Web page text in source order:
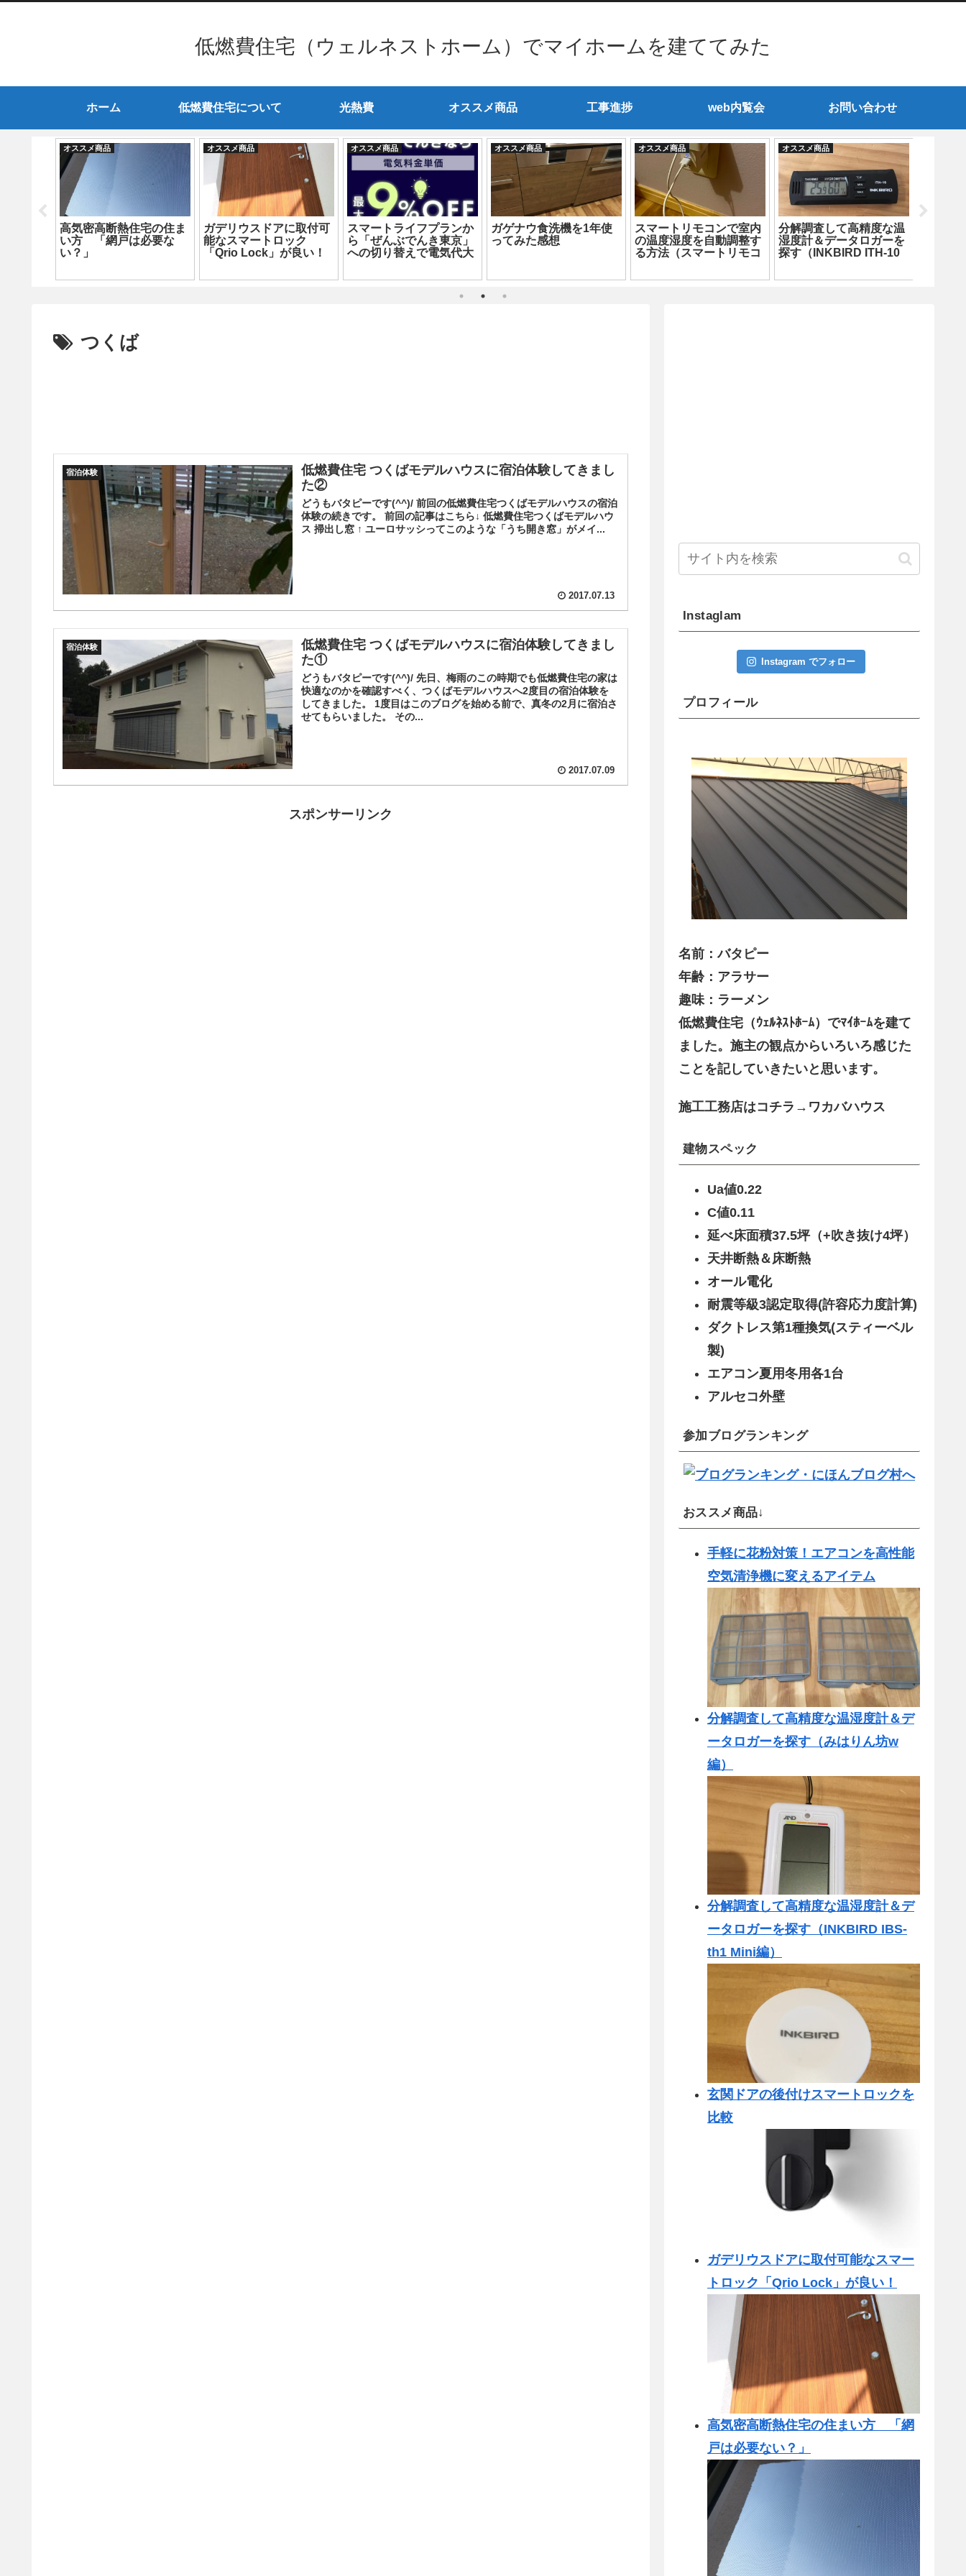
低燃費住宅（ウェルネストホーム）でマイホームを建ててみた
ホーム 低燃費住宅について 光熱費 オススメ商品 工事進捗 web内覧会 お問い合わせ
オススメ商品
高気密高断熱住宅の住ま
い方 「網戸は必要な
い？」
オススメ商品
ガデリウスドアに取付可
能なスマートロック
「Qrio Lock」が良い！
オススメ商品
スマートライフプランか
ら「ぜんぶでんき東京」
への切り替えで電気代大
オススメ商品
ガゲナウ食洗機を1年使
ってみた感想
オススメ商品
スマートリモコンで室内
の温度湿度を自動調整す
る方法（スマートリモコ
オススメ商品
分解調査して高精度な温
湿度計＆データロガーを
探す（INKBIRD ITH-10
つくば
宿泊体験
低燃費住宅 つくばモデルハウスに宿泊体験してきまし
た②
どうもバタピーです(^^)/ 前回の低燃費住宅つくばモデルハウスの宿泊
体験の続きです。 前回の記事はこちら↓ 低燃費住宅つくばモデルハウ
ス 掃出し窓 ↑ ユーロサッシってこのような「うち開き窓」がメイ...
2017.07.13
宿泊体験
低燃費住宅 つくばモデルハウスに宿泊体験してきまし
た①
どうもバタピーです(^^)/ 先日、梅雨のこの時期でも低燃費住宅の家は
快適なのかを確認すべく、つくばモデルハウスへ2度目の宿泊体験を
してきました。 1度目はこのブログを始める前で、真冬の2月に宿泊さ
せてもらいました。 その...
2017.07.09
スポンサーリンク
Instaglam
Instagram でフォロー
プロフィール
名前：バタピー
年齢：アラサー
趣味：ラーメン
低燃費住宅（ｳｪﾙﾈｽﾄﾎｰﾑ）でﾏｲﾎｰﾑを建て
ました。施主の観点からいろいろ感じた
ことを記していきたいと思います。
施工工務店はコチラ→ワカバハウス
建物スペック
Ua値0.22
C値0.11
延べ床面積37.5坪（+吹き抜け4坪）
天井断熱＆床断熱
オール電化
耐震等級3認定取得(許容応力度計算)
ダクトレス第1種換気(スティーベル
製)
エアコン夏用冬用各1台
アルセコ外壁
参加ブログランキング
おススメ商品↓
手軽に花粉対策！エアコンを高性能
空気清浄機に変えるアイテム
分解調査して高精度な温湿度計＆デ
ータロガーを探す（みはりん坊w
編）
分解調査して高精度な温湿度計＆デ
ータロガーを探す（INKBIRD IBS-
th1 Mini編）
玄関ドアの後付けスマートロックを
比較
ガデリウスドアに取付可能なスマー
トロック「Qrio Lock」が良い！
高気密高断熱住宅の住まい方 「網
戸は必要ない？」